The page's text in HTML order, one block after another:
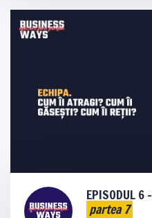
EPISODUL 6 -
partea 7